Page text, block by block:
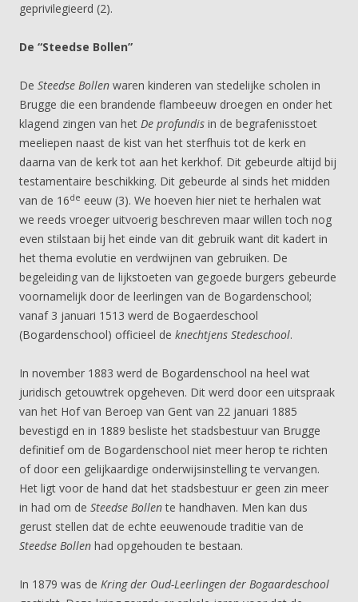
geprivilegieerd (2).
De “Steedse Bollen”
De Steedse Bollen waren kinderen van stedelijke scholen in
Brugge die een brandende flambeeuw droegen en onder het
klagend zingen van het De profundis in de begrafenisstoet
meeliepen naast de kist van het sterfhuis tot de kerk en
daarna van de kerk tot aan het kerkhof. Dit gebeurde altijd bij
testamentaire beschikking. Dit gebeurde al sinds het midden
van de 16de eeuw (3). We hoeven hier niet te herhalen wat
we reeds vroeger uitvoerig beschreven maar willen toch nog
even stilstaan bij het einde van dit gebruik want dit kadert in
het thema evolutie en verdwijnen van gebruiken. De
begeleiding van de lijkstoeten van gegoede burgers gebeurde
voornamelijk door de leerlingen van de Bogardenschool;
vanaf 3 januari 1513 werd de Bogaerdeschool
(Bogardenschool) officieel de knechtjens Stedeschool.
In november 1883 werd de Bogardenschool na heel wat
juridisch getouwtrek opgeheven. Dit werd door een uitspraak
van het Hof van Beroep van Gent van 22 januari 1885
bevestigd en in 1889 besliste het stadsbestuur van Brugge
definitief om de Bogardenschool niet meer herop te richten
of door een gelijkaardige onderwijsinstelling te vervangen.
Het ligt voor de hand dat het stadsbestuur er geen zin meer
in had om de Steedse Bollente handhaven. Men kan dus
gerust stellen dat de echte eeuwenoude traditie van de
Steedse Bollen had opgehouden te bestaan.
In 1879 was de Kring der Oud-Leerlingen der Bogaardeschool